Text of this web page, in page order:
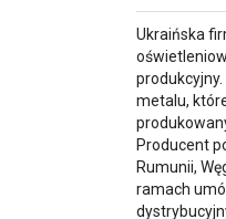
Ukraińska
metalu,
Producent
Rumunii,
ramach